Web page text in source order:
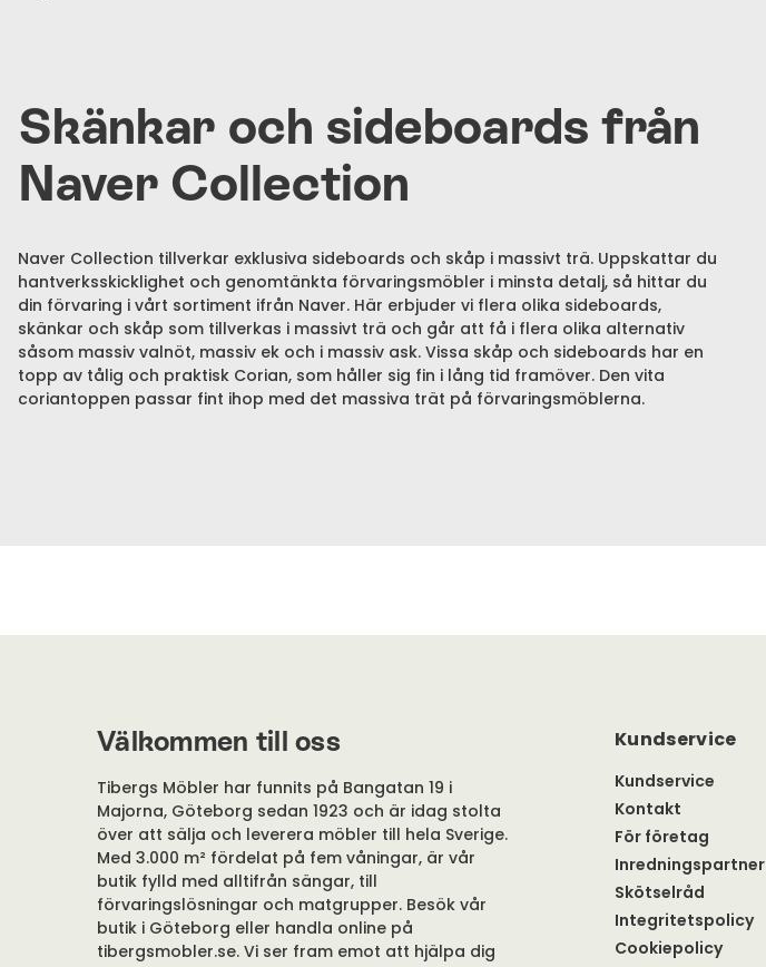
Skänkar och sideboards från
Naver Collection
Naver Collection tillverkar exklusiva sideboards och skåp i massivt trä. Uppskattar du
hantverksskicklighet och genomtänkta förvaringsmöbler i minsta detalj, så hittar du
din förvaring i vårt sortiment ifrån Naver. Här erbjuder vi flera olika sideboards,
skänkar och skåp som tillverkas i massivt trä och går att få i flera olika alternativ
såsom massiv valnöt, massiv ek och i massiv ask. Vissa skåp och sideboards har en
topp av tålig och praktisk Corian, som håller sig fin i lång tid framöver. Den vita
coriantoppen passar fint ihop med det massiva trät på förvaringsmöblerna.
Välkommen till oss
Tibergs Möbler har funnits på Bangatan 19 i
Majorna, Göteborg sedan 1923 och är idag stolta
över att sälja och leverera möbler till hela Sverige.
Med 3.000 m² fördelat på fem våningar, är vår
butik fylld med alltifrån sängar, till
förvaringslösningar och matgrupper. Besök vår
butik i Göteborg eller handla online på
tibergsmobler.se. Vi ser fram emot att hjälpa dig
Kundservice
Kundservice
Kontakt
För företag
Inredningspartner
Skötselråd
Integritetspolicy
Cookiepolicy